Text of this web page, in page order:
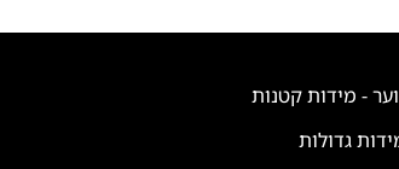
- מידות קטנות
גדולות